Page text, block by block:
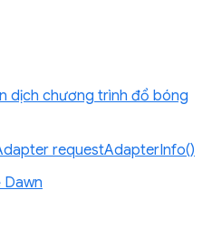
dịch chương trình đổ bóng
requestAdapterInfo()
Dawn